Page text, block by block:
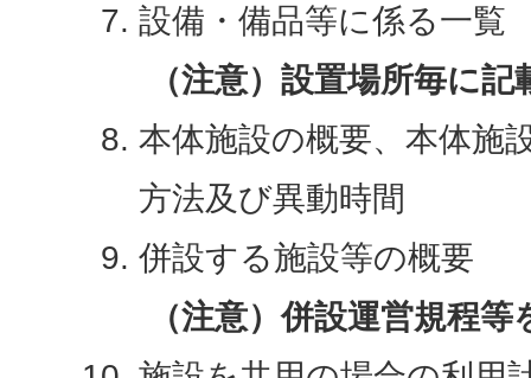
設備・備品等に係る一覧
（注意）設置場所毎に記
本体施設の概要、本体施
方法及び異動時間
併設する施設等の概要
（注意）併設運営規程等